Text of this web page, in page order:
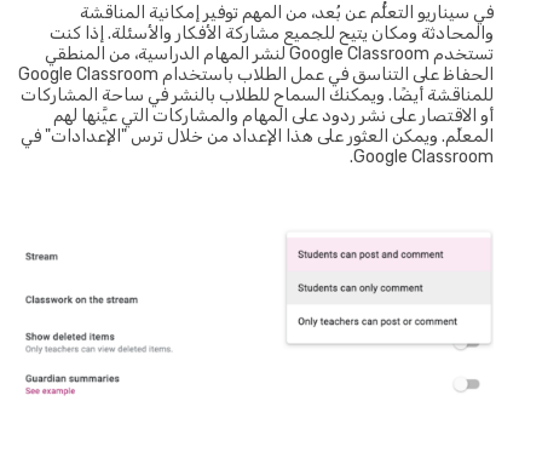
في سيناريو التعلُّم عن بُعد، من المهم توفير إمكانية المناقشة
والمحادثة ومكان يتيح للجميع مشاركة الأفكار والأسئلة. إذا كنت
تستخدم Google Classroom لنشر المهام الدراسية، من المنطقي
الحفاظ على التناسق في عمل الطلاب باستخدام Google Classroom
للمناقشة أيضًا. ويمكنك السماح للطلاب بالنشر في ساحة المشاركات
أو الاقتصار على نشر ردود على المهام والمشاركات التي عيَّنها لهم
المعلِّم. ويمكن العثور على هذا الإعداد من خلال ترس "الإعدادات" في
Google Classroom.